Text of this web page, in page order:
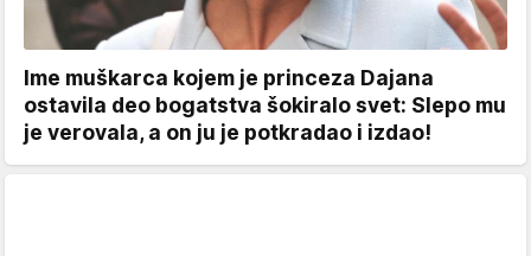
Ime muškarca kojem je princeza Dajana
ostavila deo bogatstva šokiralo svet: Slepo mu
je verovala, a on ju je potkradao i izdao!